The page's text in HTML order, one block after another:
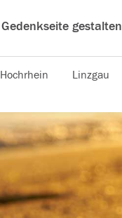
Gedenkseite gestalten
Hochrhein Linzgau